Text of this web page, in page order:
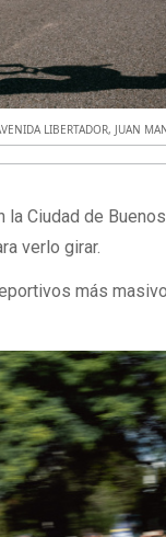
LIBERTADOR, JUAN
la Ciudad de
verlo girar.
más